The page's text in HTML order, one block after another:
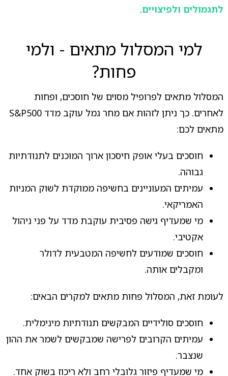
לתגמולים ולפיצויים.
למי המסלול מתאים - ולמי
פחות?
המסלול מתאים לפרופיל מסוים של חוסכים, ופחות
לאחרים. כך ניתן לזהות אם מחר גמל עוקב מדד S&P500
מתאים לכם:
חוסכים בעלי אופק חיסכון ארוך המוכנים לתנודתיות
גבוהה.
עמיתים המעוניינים בחשיפה ממוקדת לשוק המניות
האמריקאי.
מי שמעדיף גישה פסיבית עוקבת מדד על פני ניהול
אקטיבי.
חוסכים שמודעים לחשיפה המטבעית לדולר
ומקבלים אותה.
לעומת זאת, המסלול פחות מתאים למקרים הבאים:
חוסכים סולידיים המבקשים תנודתיות מינימלית.
עמיתים הקרובים לפרישה שמבקשים לשמר את ההון
שנצבר.
מי שמעדיף פיזור גלובלי רחב ולא ריכוז בשוק אחד.